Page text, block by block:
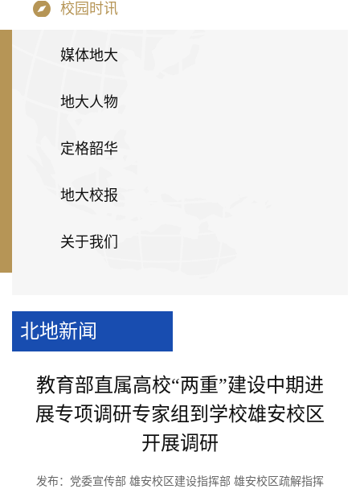
校园时讯
媒体地大
地大人物
定格韶华
地大校报
关于我们
北地新闻
教育部直属高校“两重”建设中期进
展专项调研专家组到学校雄安校区
开展调研
发布：党委宣传部 雄安校区建设指挥部 雄安校区疏解指挥